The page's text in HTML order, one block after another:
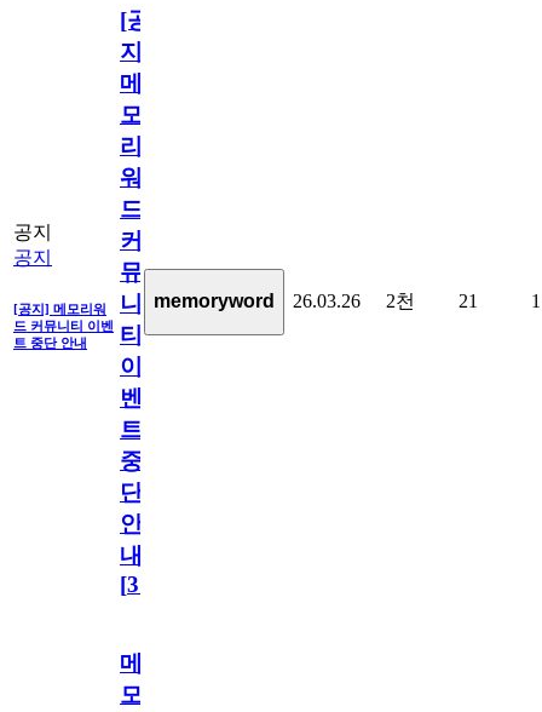
공지
공지
[공지] 메모리워
드 커뮤니티 이벤
트 중단 안내
[공
지]
메
모
리
워
드
커
뮤
니
티
이
벤
트
중
단
안
내
[31
memoryword 26.03.26 2천 21 1
메
모